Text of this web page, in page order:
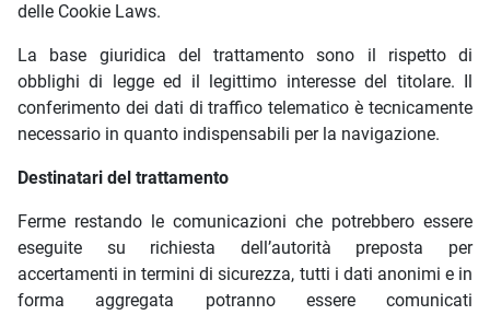
delle Cookie Laws.
La base giuridica del trattamento sono il rispetto di
obblighi di legge ed il legittimo interesse del titolare. Il
conferimento dei dati di traffico telematico è tecnicamente
necessario in quanto indispensabili per la navigazione.
Destinatari del trattamento
Ferme restando le comunicazioni che potrebbero essere
eseguite su richiesta dell’autorità preposta per
accertamenti in termini di sicurezza, tutti i dati anonimi e in
forma aggregata potranno essere comunicati